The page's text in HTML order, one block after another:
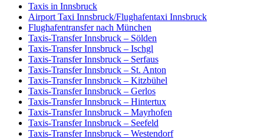
Taxis in Innsbruck
Airport Taxi Innsbruck/Flughafentaxi Innsbruck
Flughafentransfer nach München
Taxis-Transfer Innsbruck – Sölden
Taxis-Transfer Innsbruck – Ischgl
Taxis-Transfer Innsbruck – Serfaus
Taxis-Transfer Innsbruck – St. Anton
Taxis-Transfer Innsbruck – Kitzbühel
Taxis-Transfer Innsbruck – Gerlos
Taxis-Transfer Innsbruck – Hintertux
Taxis-Transfer Innsbruck – Mayrhofen
Taxis-Transfer Innsbruck – Seefeld
Taxis-Transfer Innsbruck – Westendorf